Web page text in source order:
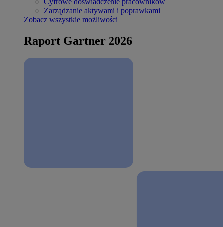
Cyfrowe doświadczenie pracowników
Zarządzanie aktywami i poprawkami
Zobacz wszystkie możliwości
Raport Gartner 2026